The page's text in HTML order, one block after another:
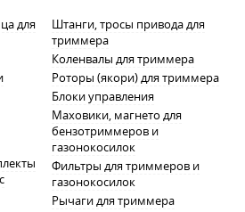
для
Штанги, тросы привода для
триммера
Коленвалы для триммера
Роторы (якори) для триммера
Блоки управления
Маховики, магнето для
бензотриммеров и
газонокосилок
Фильтры для триммеров и
газонокосилок
Рычаги для триммера